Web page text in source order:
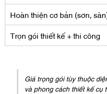
Hoàn thiện cơ bản (sơn,
Trọn gói thiết kế + thi công
Giá trọng gói tùy thuộc
và phong cách thiết kế cụ